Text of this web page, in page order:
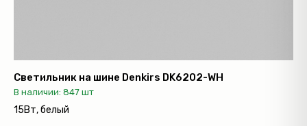
Светильник на шине Denkirs DK6202-WH
В наличии: 847 шт
15Вт, белый